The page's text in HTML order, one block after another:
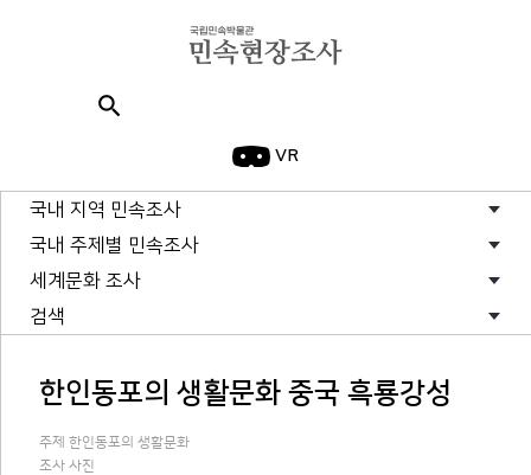
search
VR
국내 지역 민속조사
국내 주제별 민속조사
세계문화 조사
검색
한인동포의 생활문화 중국 흑룡강성
주제 한인동포의 생활문화
조사 사진